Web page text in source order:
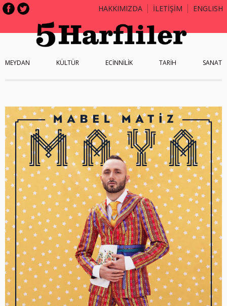
HAKKIMIZDA İLETİŞİM ENGLISH
MEYDAN KÜLTÜR ECİNNİLİK TARİH SANAT